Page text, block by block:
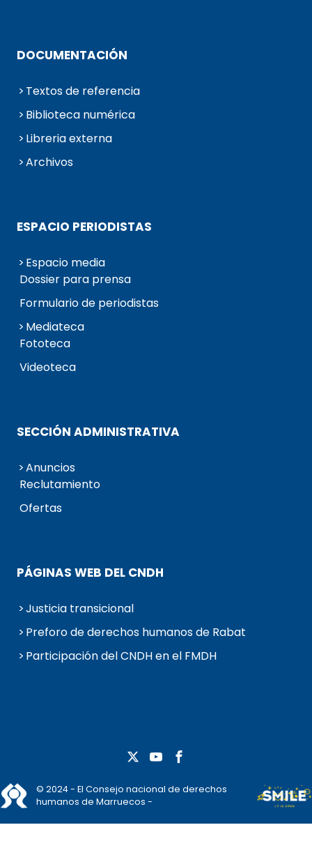
DOCUMENTACIÓN
Textos de referencia
Biblioteca numérica
Libreria externa
Archivos
ESPACIO PERIODISTAS
Espacio media
Dossier para prensa
Formulario de periodistas
Mediateca
Fototeca
Videoteca
SECCIÓN ADMINISTRATIVA
Anuncios
Reclutamiento
Ofertas
PÁGINAS WEB DEL CNDH
Justicia transicional
Preforo de derechos humanos de Rabat
Participación del CNDH en el FMDH
© 2024 - El Consejo nacional de derechos
humanos de Marruecos -